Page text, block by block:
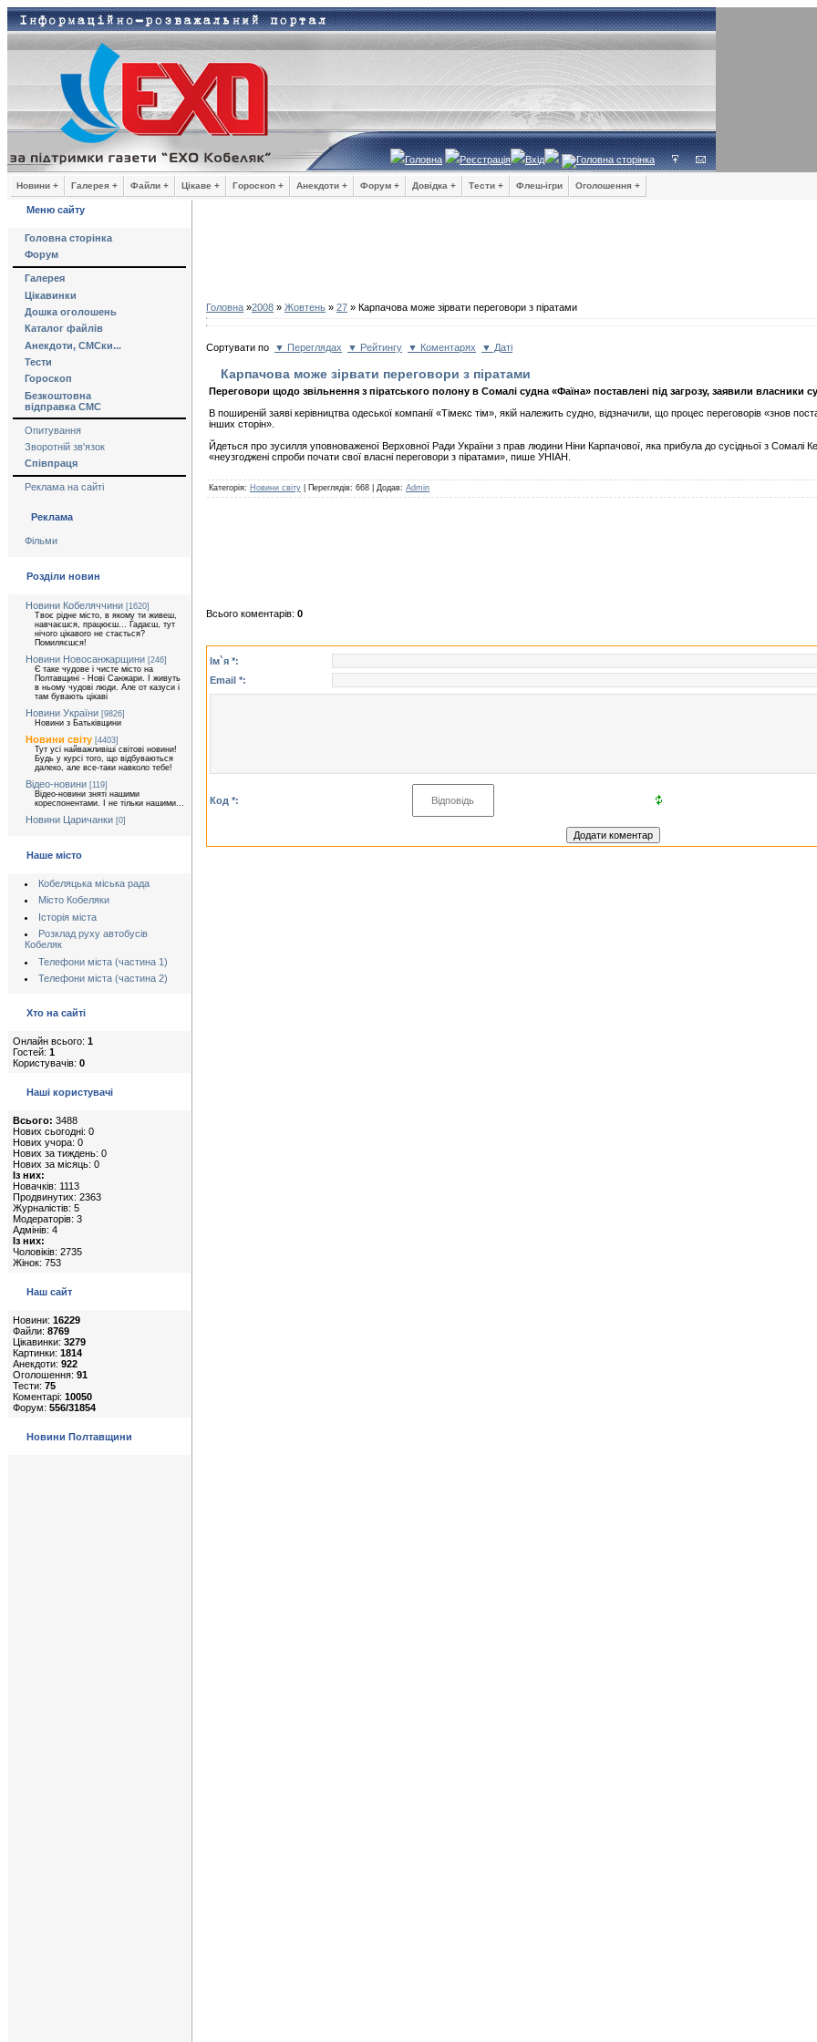
Головна Реєстрація Вхід
Новини + Галерея + Файли + Цікаве + Гороскоп + Анекдоти + Форум + Довідка + Тести + Флеш-ігри Оголошення +
Меню сайту
Головна сторінка
Форум
Галерея
Цікавинки
Дошка оголошень
Каталог файлів
Анекдоти, СМСки...
Тести
Гороскоп
Безкоштовна
відправка СМС
Опитування
Зворотній зв'язок
Співпраця
Реклама на сайті
Реклама
Фільми
Розділи новин
Новини Кобеляччини [1620]
Твоє рідне місто, в якому ти живеш,
навчаєшся, працюєш... Гадаєш, тут
нічого цікавого не стається?
Помиляєшся!
Новини Новосанжарщини [246]
Є таке чудове і чисте місто на
Полтавщині - Нові Санжари. І живуть
в ньому чудові люди. Але от казуси і
там бувають цікаві
Новини України [9826]
Новини з Батьківщини
Новини світу [4403]
Тут усі найважливіші світові новини!
Будь у курсі того, що відбуваються
далеко, але все-таки навколо тебе!
Відео-новини [119]
Відео-новини зняті нашими
кореспонентами. І не тільки нашими...
Новини Царичанки [0]
Наше місто
Кобеляцька міська рада
Місто Кобеляки
Історія міста
Розклад руху автобусів
Кобеляк
Телефони міста (частина 1)
Телефони міста (частина 2)
Хто на сайті
Онлайн всього: 1
Гостей: 1
Користувачів: 0
Наші користувачі
Всього: 3488
Нових сьогодні: 0
Нових учора: 0
Нових за тиждень: 0
Нових за місяць: 0
Із них:
Новачків: 1113
Продвинутих: 2363
Журналістів: 5
Модераторів: 3
Адмінів: 4
Із них:
Чоловіків: 2735
Жінок: 753
Наш сайт
Новини: 16229
Файли: 8769
Цікавинки: 3279
Картинки: 1814
Анекдоти: 922
Оголошення: 91
Тести: 75
Коментарі: 10050
Форум: 556/31854
Новини Полтавщини
Головна »2008 » Жовтень » 27 » Карпачова може зірвати переговори з піратами
Сортувати по ▼ Переглядах ▼ Рейтингу ▼ Коментарях ▼ Даті
Карпачова може зірвати переговори з піратами
Переговори щодо звільнення з піратського полону в Сомалі судна «Фаїна» поставлені під загрозу, заявили власники
В поширеній заяві керівництва одеської компанії «Тімекс тім», якій належить судно, відзначили, що процес переговорів «знов
інших сторін».
Йдеться про зусилля уповноваженої Верховної Ради України з прав людини Ніни Карпачової, яка прибула до сусідньої з Сомалі
«неузгоджені спроби почати свої власні переговори з піратами», пише УНІАН.
Категорія: Новини світу | Переглядів: 668 | Додав: Admin
Всього коментарів: 0
Ім`я *:
Email *:
Код *: